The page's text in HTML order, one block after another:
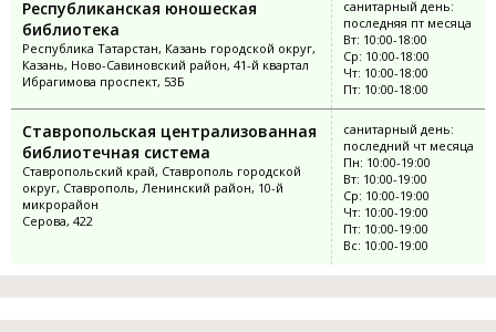
Республиканская юношеская
библиотека
Республика Татарстан, Казань городской округ,
Казань, Ново-Савиновский район, 41-й квартал
Ибрагимова проспект, 53Б
санитарный день:
последняя пт месяца
Вт: 10:00-18:00
Ср: 10:00-18:00
Чт: 10:00-18:00
Пт: 10:00-18:00
Ставропольская централизованная
библиотечная система
Ставропольский край, Ставрополь городской
округ, Ставрополь, Ленинский район, 10-й
микрорайон
Серова, 422
санитарный день:
последний чт месяца
Пн: 10:00-19:00
Вт: 10:00-19:00
Ср: 10:00-19:00
Чт: 10:00-19:00
Пт: 10:00-19:00
Вс: 10:00-19:00